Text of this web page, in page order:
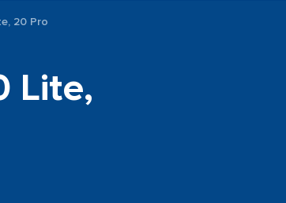
20 Pro
Lite,